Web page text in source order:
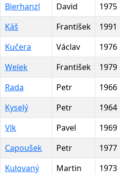
Bierhanzl David
1975
Káš František
1991
Kučera Václav
1976
Welek František
1979
Rada Petr
1966
Kyselý Petr
1964
Vlk Pavel
1969
Capoušek Petr
1977
Kulovaný Martin 1973